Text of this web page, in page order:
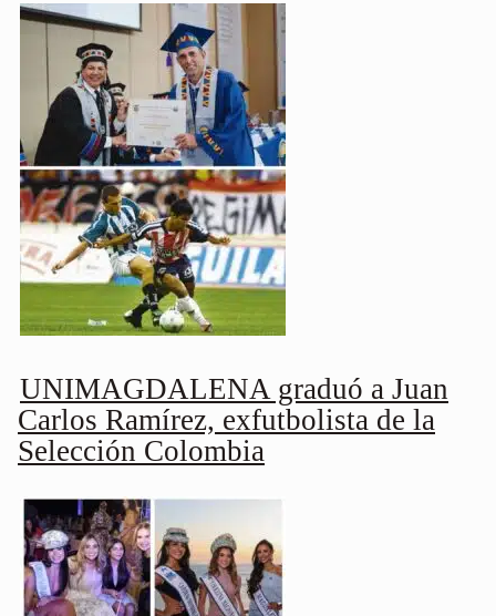
UNIMAGDALENA graduó a Juan
Carlos Ramírez, exfutbolista de la
Selección Colombia